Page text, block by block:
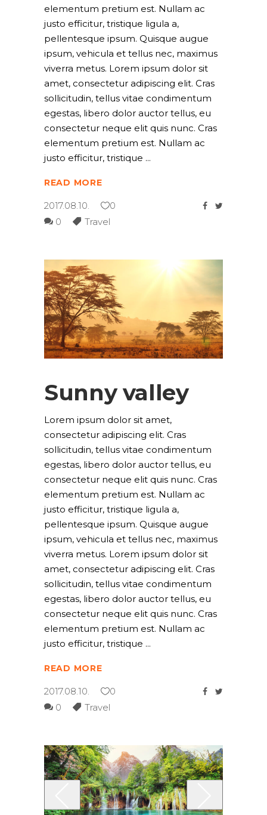
elementum pretium est. Nullam ac
justo efficitur, tristique ligula a,
pellentesque ipsum. Quisque augue
ipsum, vehicula et tellus nec, maximus
viverra metus. Lorem ipsum dolor sit
amet, consectetur adipiscing elit. Cras
sollicitudin, tellus vitae condimentum
egestas, libero dolor auctor tellus, eu
consectetur neque elit quis nunc. Cras
elementum pretium est. Nullam ac
justo efficitur, tristique
READ MORE
2017.08.10.
0
0
Travel
Sunny valley
Lorem ipsum dolor sit amet,
consectetur adipiscing elit. Cras
sollicitudin, tellus vitae condimentum
egestas, libero dolor auctor tellus, eu
consectetur neque elit quis nunc. Cras
elementum pretium est. Nullam ac
justo efficitur, tristique ligula a,
pellentesque ipsum. Quisque augue
ipsum, vehicula et tellus nec, maximus
viverra metus. Lorem ipsum dolor sit
amet, consectetur adipiscing elit. Cras
sollicitudin, tellus vitae condimentum
egestas, libero dolor auctor tellus, eu
consectetur neque elit quis nunc. Cras
elementum pretium est. Nullam ac
justo efficitur, tristique
READ MORE
2017.08.10.
0
0
Travel